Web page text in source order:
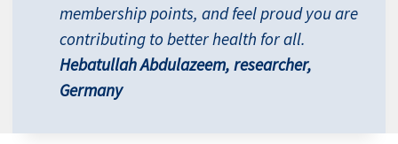
membership points, and feel proud you are
contributing to better health for all.
Hebatullah Abdulazeem, researcher,
Germany